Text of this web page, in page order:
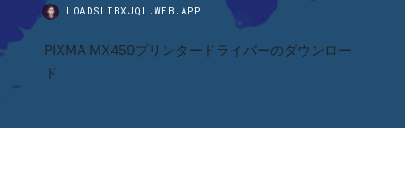
LOADSLIBXJQL.WEB.APP
PIXMA MX459プリンタードライバーのダウンロー
ド